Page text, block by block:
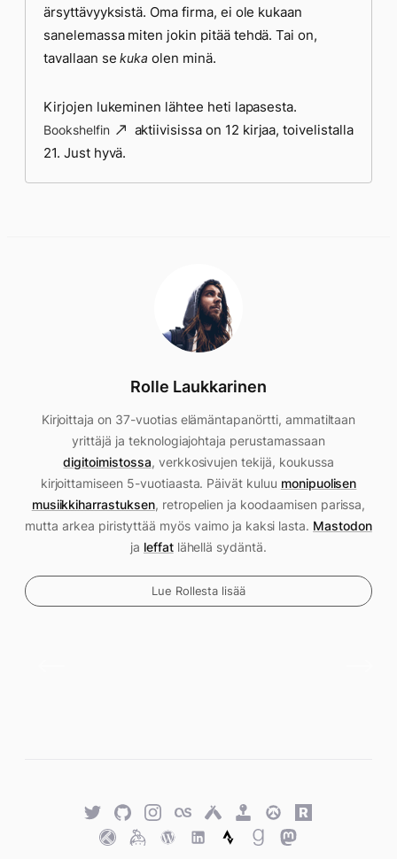
ärsyttävyyksistä. Oma firma, ei ole kukaan
sanelemassa miten jokin pitää tehdä. Tai on,
tavallaan sekuka olen minä.
Kirjojen lukeminen lähtee heti lapasesta.
Bookshelfin
aktiivisissa on 12 kirjaa, toivelistalla
21. Just hyvä.
Rolle Laukkarinen
Kirjoittaja on 37-vuotias elämäntapanörtti, ammatiltaan
yrittäjä ja teknologiajohtaja perustamassaan
digitoimistossa, verkkosivujen tekijä, koukussa
kirjoittamiseen 5-vuotiaasta. Päivät kuluu monipuolisen
musiikkiharrastuksen, retropelien ja koodaamisen parissa,
mutta arkea piristyttää myös vaimo ja kaksi lasta. Mastodon
ja leffatlähellä sydäntä.
Lue Rollesta lisää
TwitterGitHubTwitterLast.fmUntappd
Retro
Achievements
Overwatch
Rawg.io
TraktKeybaseWordPress
WordPress
StravaGoodreads
Mastodon